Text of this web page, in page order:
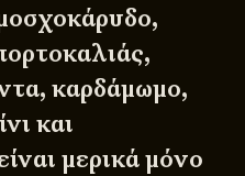
καρδάμωμο,
και
μερικά μόνο